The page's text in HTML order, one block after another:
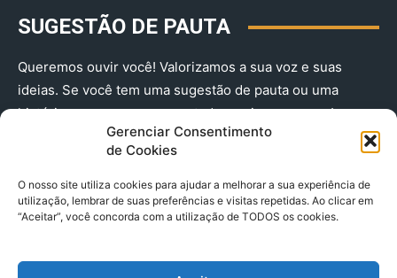
Gerenciar Consentimento
de Cookies
O nosso site utiliza cookies para ajudar a melhorar a sua experiência de
utilização, lembrar de suas preferências e visitas repetidas. Ao clicar em
“Aceitar”, você concorda com a utilização de TODOS os cookies.
SUGESTÃO DE PAUTA
Queremos ouvir você! Valorizamos a sua voz e suas
ideias. Se você tem uma sugestão de pauta ou uma
história que merece ser contada, envie-nos agora!
(91) 98224 - 3111